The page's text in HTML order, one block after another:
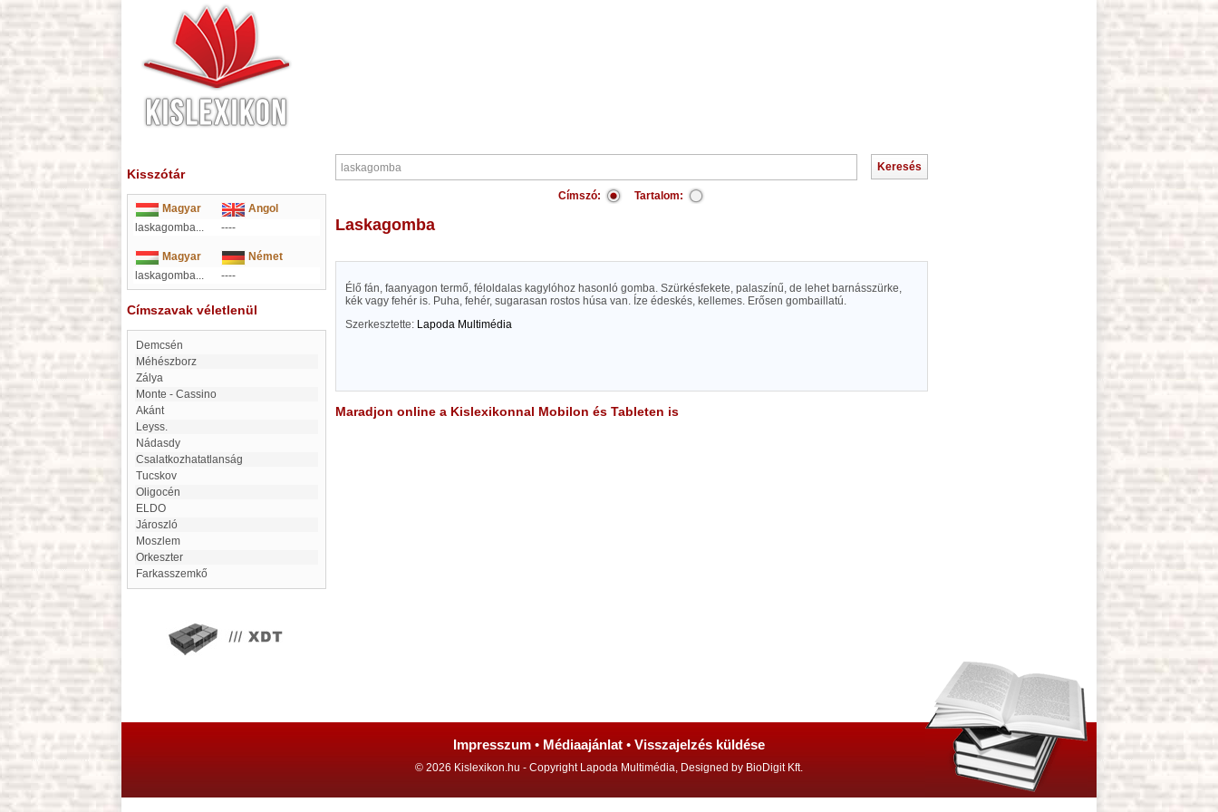
Kisszótár
Magyar
Angol
laskagomba...
----
Magyar
Német
laskagomba...
----
Címszavak véletlenül
Demcsén
Méhészborz
Zálya
Monte - Cassino
Akánt
Leyss.
Nádasdy
Csalatkozhatatlanság
Tucskov
oligocén
ELDO
Jároszló
Moszlem
orkeszter
Farkasszemkő
Címszó: Tartalom:
laskagomba
Élő fán, faanyagon termő, féloldalas kagylóhoz hasonló gomba. Szürkésfekete, palaszínű, de lehet barnásszürke,
kék vagy fehér is. Puha, fehér, sugarasan rostos húsa van. Íze édeskés, kellemes. Erősen gombaillatú.
Szerkesztette: Lapoda Multimédia
Maradjon online a Kislexikonnal Mobilon és Tableten is
Impresszum • Médiaajánlat • Visszajelzés küldése
© 2026 Kislexikon.hu - Copyright Lapoda Multimédia, Designed by BioDigit Kft.